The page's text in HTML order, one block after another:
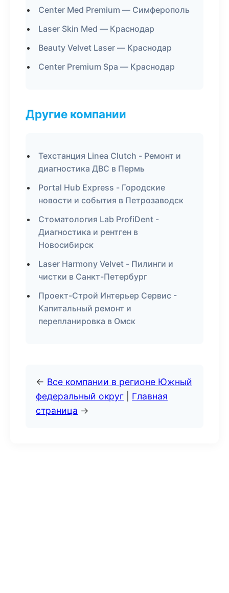
Center Med Premium — Симферополь
Laser Skin Med — Краснодар
Beauty Velvet Laser — Краснодар
Center Premium Spa — Краснодар
Другие компании
Техстанция Linea Clutch - Ремонт и
диагностика ДВС в Пермь
Portal Hub Express - Городские
новости и события в Петрозаводск
Стоматология Lab ProfiDent -
Диагностика и рентген в
Новосибирск
Laser Harmony Velvet - Пилинги и
чистки в Санкт-Петербург
Проект-Строй Интерьер Сервис -
Капитальный ремонт и
перепланировка в Омск
← Все компании в регионе Южный
федеральный округ
Главная
страница →